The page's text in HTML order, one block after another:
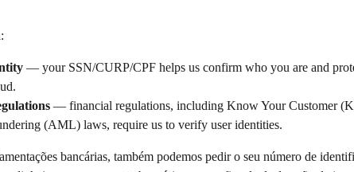
— your SSN/CURP/CPF helps us confirm who you are and
— financial regulations, including Know Your Customer
(AML) laws, require us to verify user identities.
bancárias, também podemos pedir o seu número de